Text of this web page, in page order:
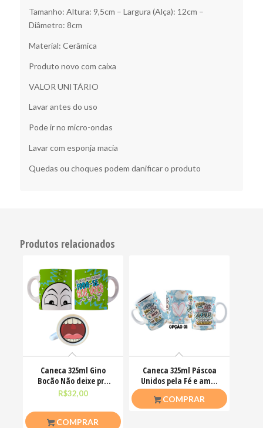
Tamanho: Altura: 9,5cm – Largura (Alça): 12cm –
Diâmetro: 8cm
Material: Cerâmica
Produto novo com caixa
VALOR UNITÁRIO
Lavar antes do uso
Pode ir no micro-ondas
Lavar com esponja macia
Quedas ou choques podem danificar o produto
Produtos relacionados
Caneca 325ml Gino
Bocão Não deixe pra
amanhã o foda-se que
R$32,00
COMPRAR
Caneca 325ml Páscoa
Unidos pela Fé e amor
que ele nos ensinou
COMPRAR